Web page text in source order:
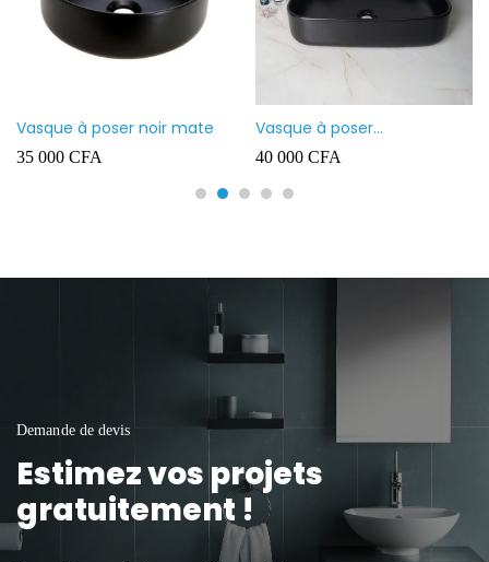
Vasque à poser noir mate
35 000 CFA
Vasque à poser
rectangulaire noir mate
40 000 CFA
Demande de devis
Estimez vos projets
gratuitement !